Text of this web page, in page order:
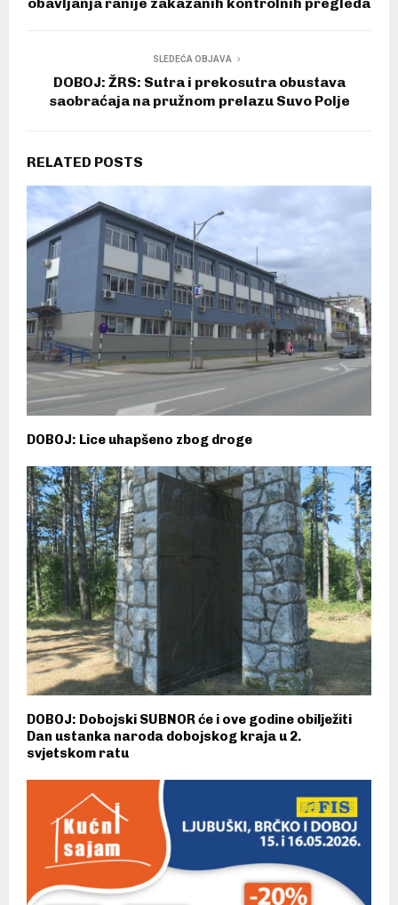
SLEDEĆA OBJAVA
DOBOJ: ŽRS: Sutra i prekosutra obustava
saobraćaja na pružnom prelazu Suvo Polje
RELATED POSTS
DOBOJ: Lice uhapšeno zbog droge
DOBOJ: Dobojski SUBNOR će i ove godine obilježiti
Dan ustanka naroda dobojskog kraja u 2.
svjetskom ratu